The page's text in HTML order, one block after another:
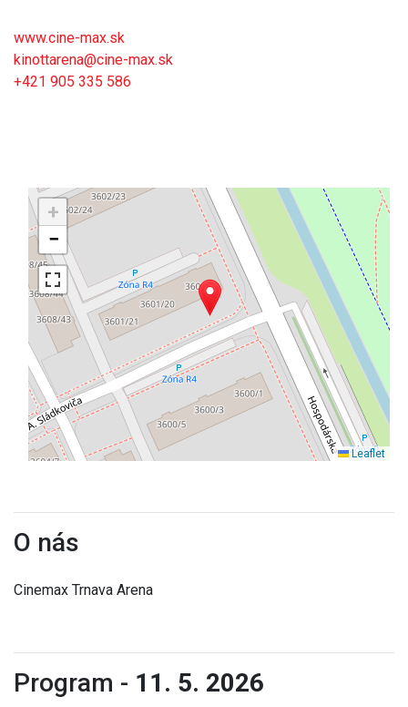
www.cine-max.sk
kinottarena@cine-max.sk
+421 905 335 586
+
−
Leaflet
O nás
Cinemax Trnava Arena
Program - 11. 5. 2026